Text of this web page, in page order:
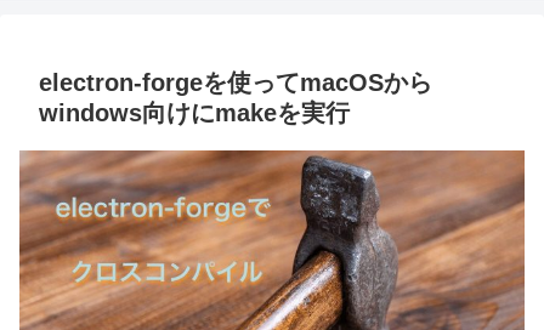
electron-forgeを使ってmacOSから
windows向けにmakeを実行